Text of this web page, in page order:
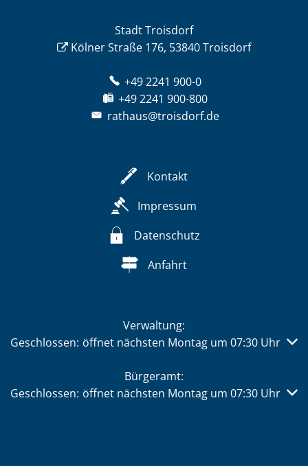
Stadt Troisdorf
Kölner Straße 176, 53840 Troisdorf
+49 2241 900-0
+49 2241 900-800
rathaus@troisdorf.de
Kontakt
Impressum
Datenschutz
Anfahrt
Verwaltung:
Klicken, um weitere Öffnungs- oder Schließzeiten
Geschlossen: öffnet nächsten Montag um 07:30 Uhr
Bürgeramt:
Klicken, um weitere Öffnungs- oder Schließzeiten
Geschlossen: öffnet nächsten Montag um 07:30 Uhr